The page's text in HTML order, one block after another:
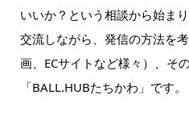
いいか？という相談から始ま
交流しながら、発信の方法を
画、ECサイトなど様々）、そ
「BALL.HUBたちかわ」です。